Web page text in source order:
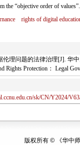
the “objective order of values”.
rights of digital
理问题的法律治理[J]. 华中
Protection： Legal
sk/CN/Y2024/
版权所有 © 《华中